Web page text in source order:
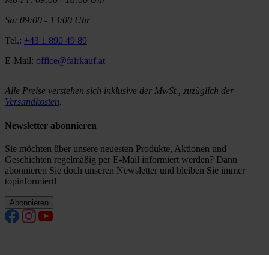
Sa: 09:00 - 13:00 Uhr
Tel.: +43 1 890 49 89
E-Mail: office@fairkauf.at
Alle Preise verstehen sich inklusive der MwSt., zuzüglich der
Versandkosten.
Newsletter abonnieren
Sie möchten über unsere neuesten Produkte, Aktionen und
Geschichten regelmäßig per E-Mail informiert werden? Dann
abonnieren Sie doch unseren Newsletter und bleiben Sie immer
topinformiert!
Abonnieren